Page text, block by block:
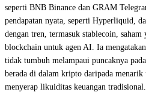
seperti BNB Binance dan GRAM
pendapatan nyata, seperti Hyperliquid,
dengan tren, termasuk stablecoin,
blockchain untuk agen AI. Ia
tidak tumbuh melampaui puncaknya
berada di dalam kripto daripada
menyerap likuiditas keuangan tradisional.